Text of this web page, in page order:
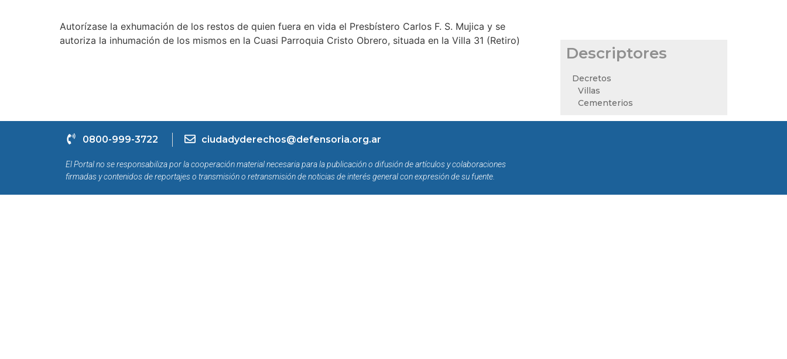
Autorízase la exhumación de los restos de quien fuera en vida el Presbístero Carlos F. S. Mujica y se
autoriza la inhumación de los mismos en la Cuasi Parroquia Cristo Obrero, situada en la Villa 31 (Retiro)
Descriptores
Decretos
Villas
Cementerios
0800-999-3722 ciudadyderechos@defensoria.org.ar
El Portal no se responsabiliza por la cooperación material necesaria para la publicación o difusión de artículos y colaboraciones
firmadas y contenidos de reportajes o transmisión o retransmisión de noticias de interés general con expresión de su fuente.